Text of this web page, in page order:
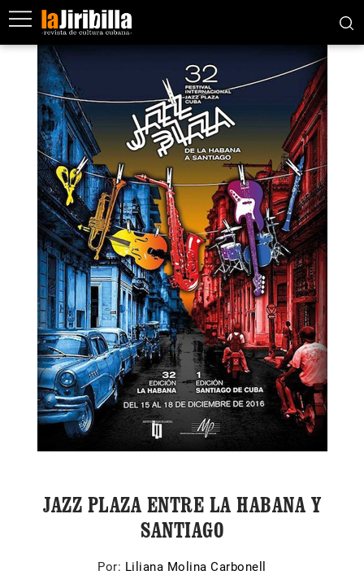
JAZZ PLAZA ENTRE LA HABANA Y
SANTIAGO
Por: Liliana Molina Carbonell